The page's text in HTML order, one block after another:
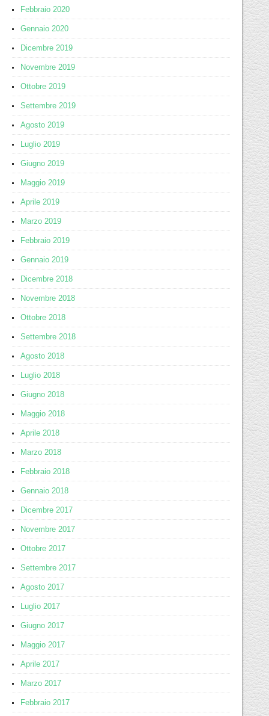
Febbraio 2020
Gennaio 2020
Dicembre 2019
Novembre 2019
Ottobre 2019
Settembre 2019
Agosto 2019
Luglio 2019
Giugno 2019
Maggio 2019
Aprile 2019
Marzo 2019
Febbraio 2019
Gennaio 2019
Dicembre 2018
Novembre 2018
Ottobre 2018
Settembre 2018
Agosto 2018
Luglio 2018
Giugno 2018
Maggio 2018
Aprile 2018
Marzo 2018
Febbraio 2018
Gennaio 2018
Dicembre 2017
Novembre 2017
Ottobre 2017
Settembre 2017
Agosto 2017
Luglio 2017
Giugno 2017
Maggio 2017
Aprile 2017
Marzo 2017
Febbraio 2017